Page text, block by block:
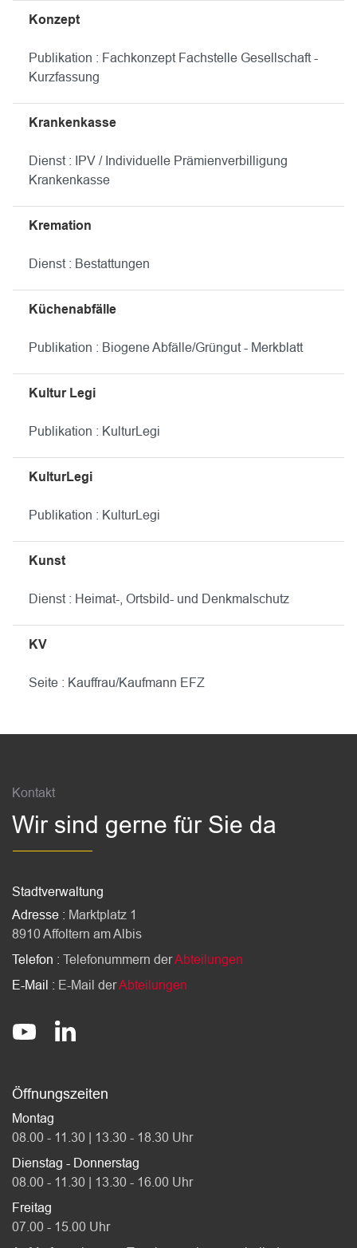
Konzept
Publikation : Fachkonzept Fachstelle Gesellschaft -
Kurzfassung
Krankenkasse
Dienst : IPV / Individuelle Prämienverbilligung
Krankenkasse
Kremation
Dienst : Bestattungen
Küchenabfälle
Publikation : Biogene Abfälle/Grüngut - Merkblatt
Kultur Legi
Publikation : KulturLegi
KulturLegi
Publikation : KulturLegi
Kunst
Dienst : Heimat-, Ortsbild- und Denkmalschutz
KV
Seite : Kauffrau/Kaufmann EFZ
Kontakt
Wir sind gerne für Sie da
Stadtverwaltung
Adresse : Marktplatz 1
8910 Affoltern am Albis
Telefon : Telefonummern derAbteilungen
E-Mail : E-Mail derAbteilungen
Socials
@StadtAffolternamAlbis
stadt-affoltern-am-albis
Öffnungszeiten
Montag
08.00 - 11.30 | 13.30 - 18.30 Uhr
Dienstag - Donnerstag
08.00 - 11.30 | 13.30 - 16.00 Uhr
Freitag
07.00 - 15.00 Uhr